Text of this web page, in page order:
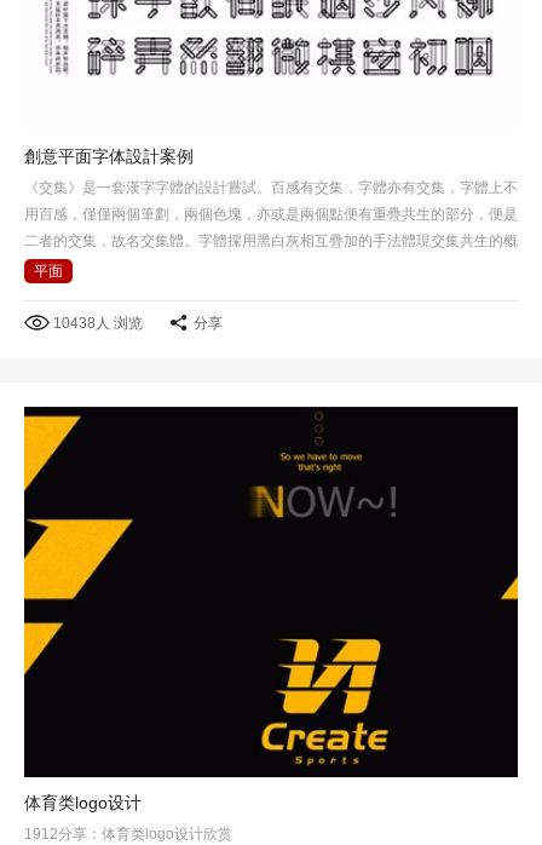
創意平面字体設計案例
《交集》是一套漢字字體的設計嘗試。百感有交集，字體亦有交集，字體上不
用百感，僅僅兩個筆劃，兩個色塊，亦或是兩個點便有重疊共生的部分，便是
二者的交集，故名交集體。字體採用黑白灰相互疊加的手法體現交集共生的概
念，在黑白灰背景下所呈現感覺也不一樣。
平面
10438人 浏览 分享
体育类logo设计
1912分享：体育类logo设计欣赏